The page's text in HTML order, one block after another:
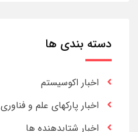
دسته بندی ها
اخبار اکوسیستم
اخبار پارکهای علم و فناوری
اخبار شتابدهنده ها